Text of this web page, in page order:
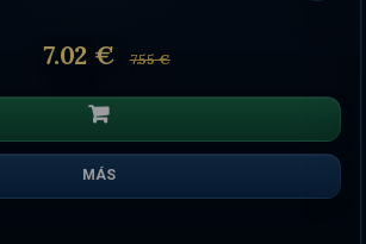
7.02 € 7.55 €
MÁS